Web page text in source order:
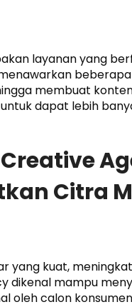
layanan yang
membuat
dapat lebih
Citra
yang kuat,
dikenal mampu
oleh calon